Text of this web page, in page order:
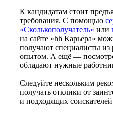
К кандидатам стоит
требования. С помощью
«Сколькополучатель» или
на сайте «hh Карьера»
получают специалисты из
опытом. А ещё —
обладают нужные
Следуйте нескольким
получать отклики от
и подходящих соискателей: